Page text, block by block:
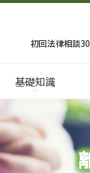
初回法律相談
基礎知識